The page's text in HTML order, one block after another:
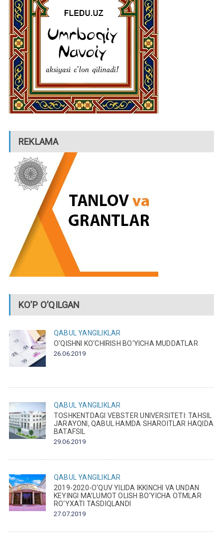
REKLAMA
KO’P O’QILGAN
QABUL
YANGILIKLAR
O‘QISHNI KO‘CHIRISH BO‘YICHA MUDDATLAR
26.06.2019
QABUL
YANGILIKLAR
TOSHKENTDAGI VEBSTER UNIVERSITETI: TAHSIL
JARAYONI, QABUL HAMDA SHAROITLAR HAQIDA
BATAFSIL
29.06.2019
QABUL
YANGILIKLAR
2019-2020-O‘QUV YILIDA IKKINCHI VA UNDAN
KEYINGI MA’LUMOT OLISH BO‘YICHA OTMLAR
RO‘YXATI TASDIQLANDI
27.07.2019